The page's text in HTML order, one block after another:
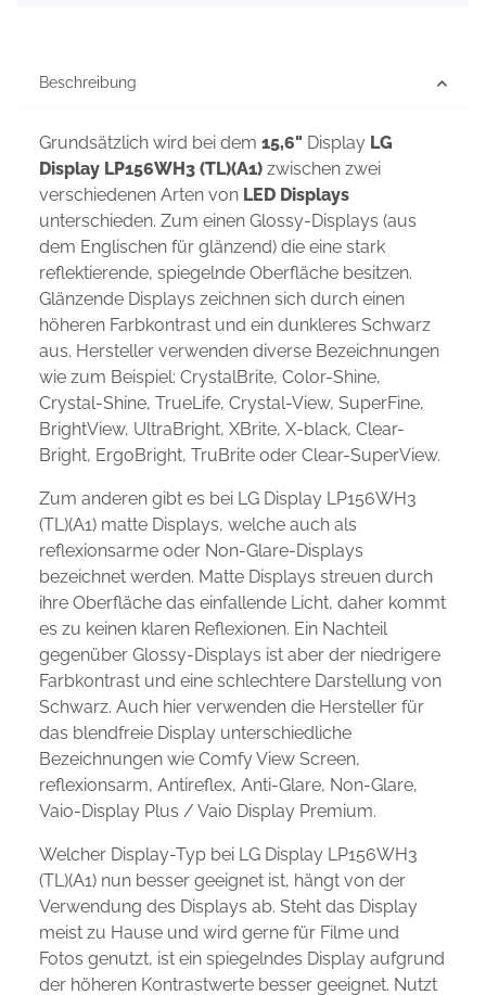
Beschreibung
Grundsätzlich wird bei dem 15,6" Display LG
Display LP156WH3 (TL)(A1) zwischen zwei
verschiedenen Arten von LED Displays
unterschieden. Zum einen Glossy-Displays (aus
dem Englischen für glänzend) die eine stark
reflektierende, spiegelnde Oberfläche besitzen.
Glänzende Displays zeichnen sich durch einen
höheren Farbkontrast und ein dunkleres Schwarz
aus. Hersteller verwenden diverse Bezeichnungen
wie zum Beispiel: CrystalBrite, Color-Shine,
Crystal-Shine, TrueLife, Crystal-View, SuperFine,
BrightView, UltraBright, XBrite, X-black, Clear-
Bright, ErgoBright, TruBrite oder Clear-SuperView.
Zum anderen gibt es bei LG Display LP156WH3
(TL)(A1) matte Displays, welche auch als
reflexionsarme oder Non-Glare-Displays
bezeichnet werden. Matte Displays streuen durch
ihre Oberfläche das einfallende Licht, daher kommt
es zu keinen klaren Reflexionen. Ein Nachteil
gegenüber Glossy-Displays ist aber der niedrigere
Farbkontrast und eine schlechtere Darstellung von
Schwarz. Auch hier verwenden die Hersteller für
das blendfreie Display unterschiedliche
Bezeichnungen wie Comfy View Screen,
reflexionsarm, Antireflex, Anti-Glare, Non-Glare,
Vaio-Display Plus / Vaio Display Premium.
Welcher Display-Typ bei LG Display LP156WH3
(TL)(A1) nun besser geeignet ist, hängt von der
Verwendung des Displays ab. Steht das Display
meist zu Hause und wird gerne für Filme und
Fotos genutzt, ist ein spiegelndes Display aufgrund
der höheren Kontrastwerte besser geeignet. Nutzt